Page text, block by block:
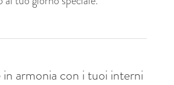
armonia con i tuoi interni